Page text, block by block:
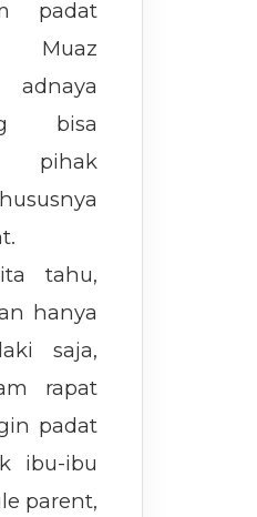
padat
bisa
pihak
tahu,
hanya
saja,
rapat
padat
ibu-ibu
parent,